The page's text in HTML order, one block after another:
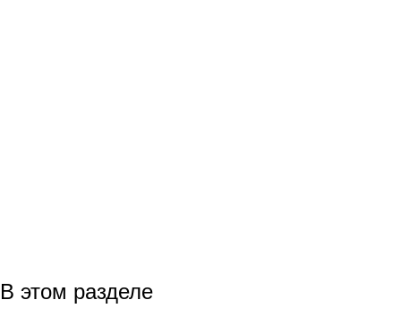
В этом разделе